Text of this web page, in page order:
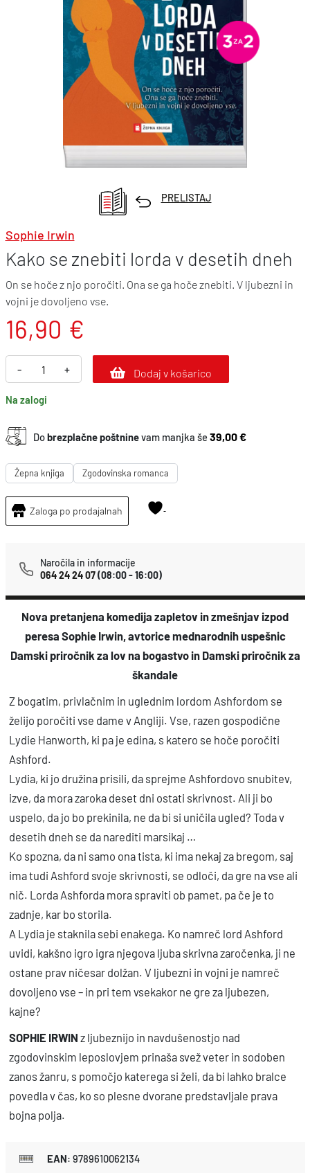
PRELISTAJ
Sophie Irwin
Kako se znebiti lorda v desetih dneh
On se hoče z njo poročiti. Ona se ga hoče znebiti. V ljubezni in
vojni je dovoljeno vse.
16,90 €
-
a
k
o
s
e
z
e
a
v
d
e
e
+ Dodaj v košarico
Na zalogi
Dobrezplačne poštninevam manjka še39,00 €
Žepna knjiga Zgodovinska romanca
Zaloga po prodajalnah
Naročila in informacije
064 24 24 07(08:00 - 16:00)
Nova pretanjena komedija zapletov in zmešnjav izpod
peresa Sophie Irwin, avtorice mednarodnih uspešnic
Damski priročnik za lov na bogastvo in Damski priročnik za
škandale
Z bogatim, privlačnim in uglednim lordom Ashfordom se
želijo poročiti vse dame v Angliji. Vse, razen gospodične
Lydie Hanworth, ki pa je edina, s katero se hoče poročiti
Ashford.
Lydia, ki jo družina prisili, da sprejme Ashfordovo snubitev,
izve, da mora zaroka deset dni ostati skrivnost. Ali ji bo
uspelo, da jo bo prekinila, ne da bi si uničila ugled? Toda v
desetih dneh se da narediti marsikaj …
Ko spozna, da ni samo ona tista, ki ima nekaj za bregom, saj
ima tudi Ashford svoje skrivnosti, se odloči, da gre na vse ali
nič. Lorda Ashforda mora spraviti ob pamet, pa če je to
zadnje, kar bo storila.
A Lydia je staknila sebi enakega. Ko namreč lord Ashford
uvidi, kakšno igro igra njegova ljuba skrivna zaročenka, ji ne
ostane prav ničesar dolžan. V ljubezni in vojni je namreč
dovoljeno vse – in pri tem vsekakor ne gre za ljubezen,
kajne?
SOPHIE IRWIN z ljubeznijo in navdušenostjo nad
zgodovinskim leposlovjem prinaša svež veter in sodoben
zanos žanru, s pomočjo katerega si želi, da bi lahko bralce
povedla v čas, ko so plesne dvorane predstavljale prava
bojna polja.
EAN: 9789610062134